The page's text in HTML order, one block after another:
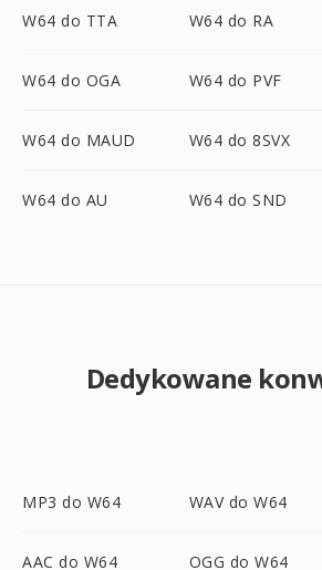
W64 do TTA W64 do RA
W64 do OGA W64 do PVF
W64 do MAUD W64 do 8SVX
W64 do AU W64 do SND
Dedykowane
MP3 do W64 WAV do W64
AAC do W64 OGG do W64